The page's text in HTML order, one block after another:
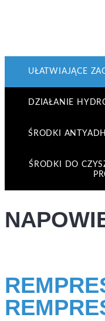
UŁATWIAJĄCE
DZIAŁANIE
ŚRODKI
ŚRODKI DO